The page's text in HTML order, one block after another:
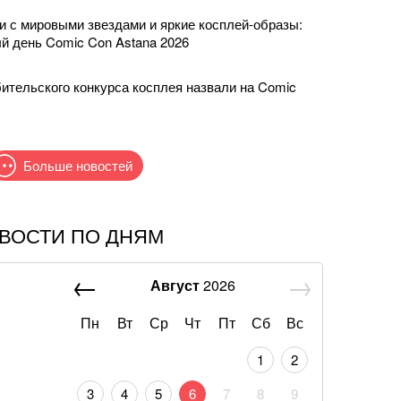
с мировыми звездами и яркие косплей-образы:
день Comic Con Astana 2026
конкурса косплея назвали на Comic
Больше новостей
окажут новую денежную помощь: как
станет сложнее: для украинцев введут новые
в банке как попало: одна ошибка лишит их
ПО ДНЯМ
Август2026
Пн
Вт Ср Чт Пт Сб Вс
1
2
3
4 5 6 7 8
9